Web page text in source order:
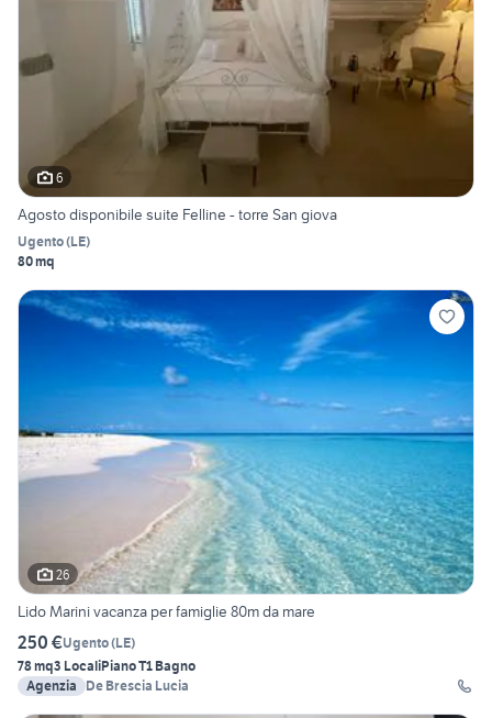
6
Agosto disponibile suite Felline - torre San giova
Ugento(LE)
80 mq
26
Lido Marini vacanza per famiglie 80m da mare
250 €Ugento(LE)
78 mq3 LocaliPiano T1 Bagno
Agenzia
De Brescia Lucia